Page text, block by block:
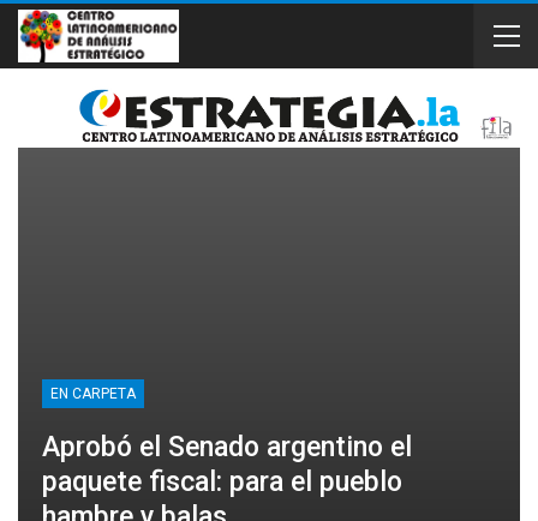
EN CARPETA
Aprobó el Senado argentino el
paquete fiscal: para el pueblo